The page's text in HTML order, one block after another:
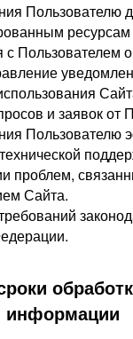
Пользователю
с Пользователем
и заявок от
Пользователю
проблем,
Сайта.
информации